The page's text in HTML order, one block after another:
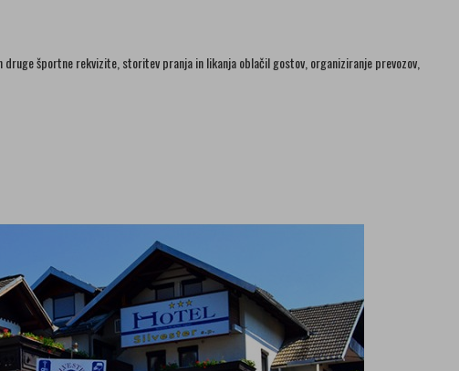
športne rekvizite, storitev pranja in likanja oblačil gostov, organiziranje prevozov,